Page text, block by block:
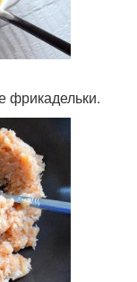
фрикадельки.